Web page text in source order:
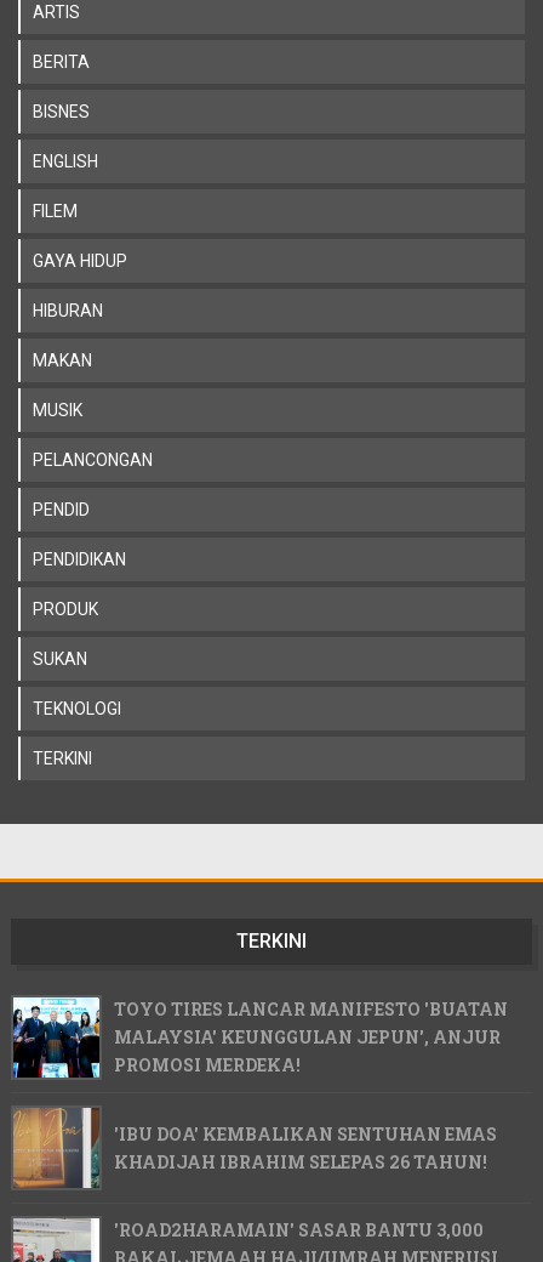
ARTIS
BERITA
BISNES
ENGLISH
FILEM
GAYA HIDUP
HIBURAN
MAKAN
MUSIK
PELANCONGAN
PENDID
PENDIDIKAN
PRODUK
SUKAN
TEKNOLOGI
TERKINI
TERKINI
TOYO TIRES LANCAR MANIFESTO 'BUATAN
MALAYSIA' KEUNGGULAN JEPUN', ANJUR
PROMOSI MERDEKA!
'IBU DOA' KEMBALIKAN SENTUHAN EMAS
KHADIJAH IBRAHIM SELEPAS 26 TAHUN!
'ROAD2HARAMAIN' SASAR BANTU 3,000
BAKAL JEMAAH HAJI/UMRAH MENERUSI